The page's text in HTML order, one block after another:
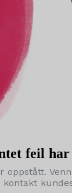
feil
oppstått.